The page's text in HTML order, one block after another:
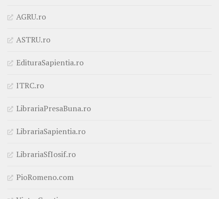
AGRU.ro
ASTRU.ro
EdituraSapientia.ro
ITRC.ro
LibrariaPresaBuna.ro
LibrariaSapientia.ro
LibrariaSfIosif.ro
PioRomeno.com